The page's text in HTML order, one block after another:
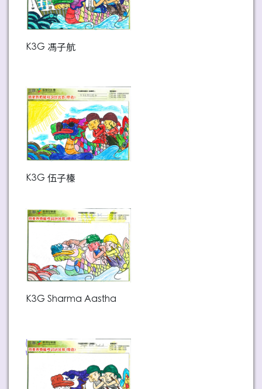
K3G 馮子航
K3G 伍子榛
K3G Sharma Aastha